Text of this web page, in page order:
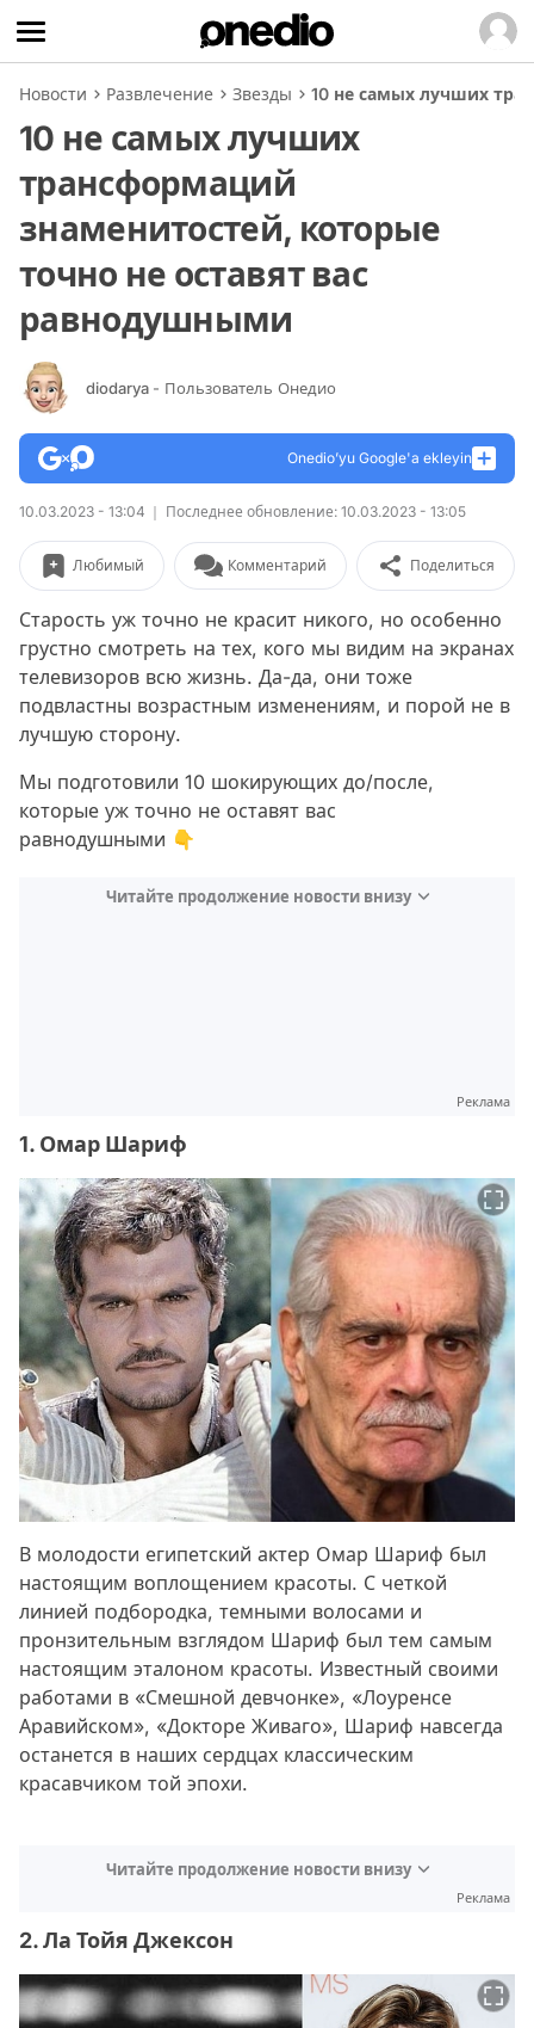
Новости Развлечение Звезды 10 не самых лучших
10 не самых лучших
трансформаций
знаменитостей, которые
точно не оставят вас
равнодушными
diodarya - Пользователь Онедио
Onedio’yu Google'a ekleyin
10.03.2023 - 13:04 Последнее обновление: 10.03.2023 - 13:05
Любимый Комментарий Поделиться
Старость уж точно не красит никого, но особенно
грустно смотреть на тех, кого мы видим на экранах
телевизоров всю жизнь. Да-да, они тоже
подвластны возрастным изменениям, и порой не в
лучшую сторону.
Мы подготовили 10 шокирующих до/после,
которые уж точно не оставят вас
равнодушными 👇
Читайте продолжение новости внизу
Реклама
1. Омар Шариф
В молодости египетский актер Омар Шариф был
настоящим воплощением красоты. С четкой
линией подбородка, темными волосами и
пронзительным взглядом Шариф был тем самым
настоящим эталоном красоты. Известный своими
работами в «Смешной девчонке», «Лоуренсе
Аравийском», «Докторе Живаго», Шариф навсегда
останется в наших сердцах классическим
красавчиком той эпохи.
Читайте продолжение новости внизу
Реклама
2. Ла Тойя Джексон